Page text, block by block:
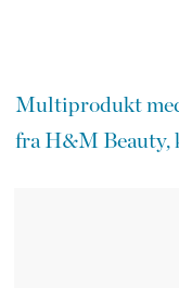
Multiprodukt
fra H&M Beauty,